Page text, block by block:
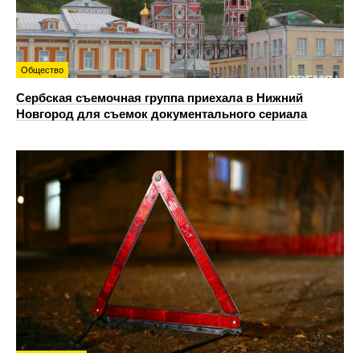
Общество
Сербская съемочная группа приехала в Нижний
Новгород для съемок документального сериала